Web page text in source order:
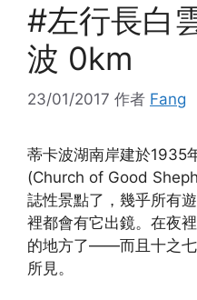
#左行長白
波 0km
23/01/2017 作者 Fang
蒂卡波湖南岸建於1935
(Church of Good
誌性景點了，幾乎所有
裡都會有它出鏡。在夜
的地方了——而且十之
所見。